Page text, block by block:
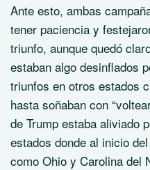
Ante esto, ambas
tener paciencia y
triunfo, aunque quedó
estaban algo desinflados
triunfos en otros estados
hasta soñaban con
de Trump estaba aliviado
estados donde al inicio
como Ohio y Carolina del